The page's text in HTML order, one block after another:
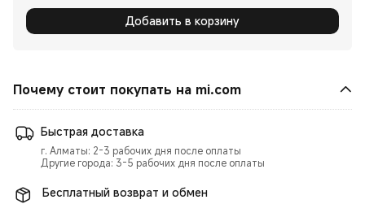
Добавить в корзину
Почему стоит покупать на mi.com
Быстрая доставка
г. Алматы: 2-3 рабочих дня после оплаты
Другие города: 3-5 рабочих дня после оплаты
Бесплатный возврат и обмен